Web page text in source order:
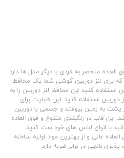
منحصر به فردی با دیگر مدل ها دارد
برای لنز دوربین گوشی شما یک محافظ
استفاده کنید این محافظ لنز دوربین را به
استفاده کنید. این قابلیت برای
پشت به زمین بیوفتد و جسمی با دوربین
این قاب در رنگبندی متنوع و فوق العاده
با انواع لباس های خود ست کنید.
عالی و از بهترین مواد اولیه ساخته
بالایی در برابر ضربه دارد.